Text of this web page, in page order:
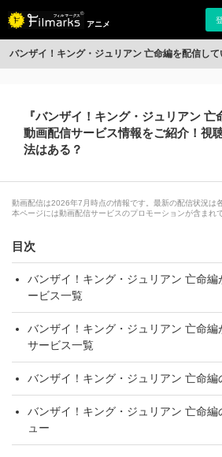
アニメ
バンザイ！キング・ジュリアン 亡命編を配信し
『バンザイ！キング・ジュリアン 亡
動画配信サービス情報をご紹介！視
法はある？
動画配信は2026年7月時点の情報です。最新の配信状況は
本ページには動画配信サービスのプロモーションが含まれ
目次
バンザイ！キング・ジュリアン 亡命
ービス一覧
バンザイ！キング・ジュリアン 亡命
サービス一覧
バンザイ！キング・ジュリアン 亡命編
バンザイ！キング・ジュリアン 亡命
ュー